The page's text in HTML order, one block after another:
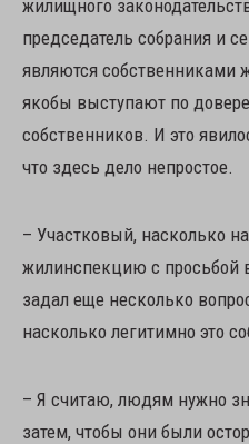
жилищного
председатель собрания и
являются
якобы выступают по
собственников. И это
что здесь дело непростое.
– Участковый, насколько
жилинспекцию с просьбой
задал еще несколько
насколько легитимно это
– Я считаю, людям нужно
затем, чтобы они были